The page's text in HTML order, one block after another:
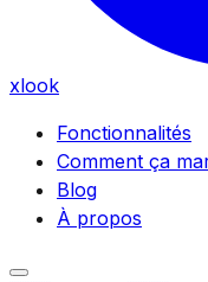
xlook
Fonctionnalités
Comment ça
Blog
À propos